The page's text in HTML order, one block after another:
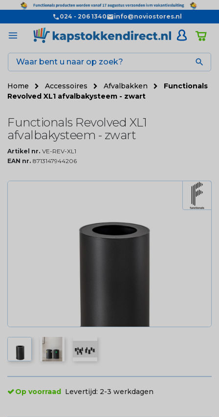
024 - 206 1340 info@noviostores.nl

Home Accessoires Afvalbakken
Functionals
Revolved XL1 afvalbakysteem - zwart
Functionals Revolved XL1
afvalbakysteem - zwart
Artikel nr. VE-REV-XL1
EAN nr. 8713147944206
Op voorraad Levertijd: 2-3 werkdagen